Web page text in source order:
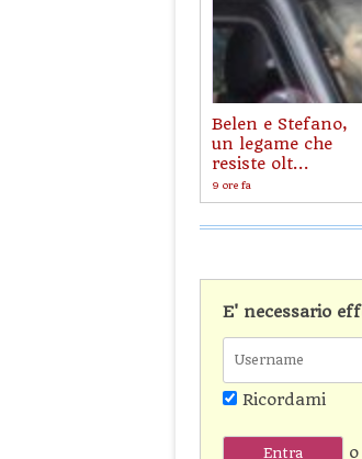
Belen e Stefano,
un legame che
resiste olt...
9 ore fa
E' necessario
Ricordami
o